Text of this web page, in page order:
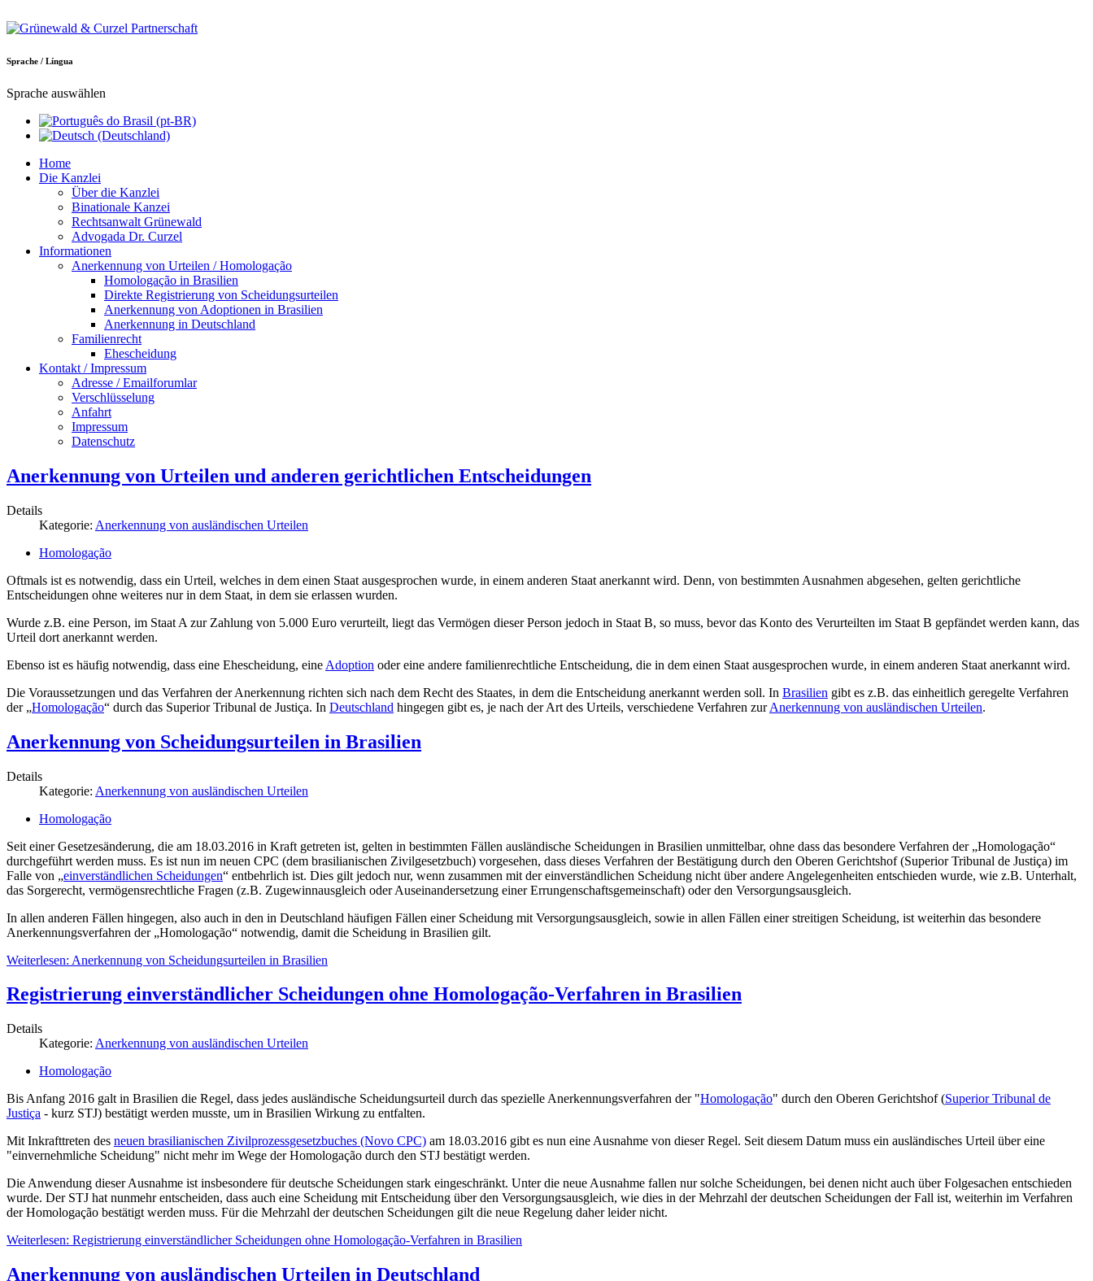
Sprache / Língua
Sprache auswählen
Home
Die Kanzlei
Über die Kanzlei
Binationale Kanzei
Rechtsanwalt Grünewald
Advogada Dr. Curzel
Informationen
Anerkennung von Urteilen / Homologação
Homologação in Brasilien
Direkte Registrierung von Scheidungsurteilen
Anerkennung von Adoptionen in Brasilien
Anerkennung in Deutschland
Familienrecht
Ehescheidung
Kontakt / Impressum
Adresse / Emailforumlar
Verschlüsselung
Anfahrt
Impressum
Datenschutz
Anerkennung von Urteilen und anderen gerichtlichen Entscheidungen
Details
Kategorie: Anerkennung von ausländischen Urteilen
Homologação
Oftmals ist es notwendig, dass ein Urteil, welches in dem einen Staat ausgesprochen wurde, in einem anderen Staat anerkannt wird. Denn, von bestimmten Ausnahmen abgesehen, gelten gerichtliche
Entscheidungen ohne weiteres nur in dem Staat, in dem sie erlassen wurden.
Wurde z.B. eine Person, im Staat A zur Zahlung von 5.000 Euro verurteilt, liegt das Vermögen dieser Person jedoch in Staat B, so muss, bevor das Konto des Verurteilten im Staat B gepfändet werden kann, das
Urteil dort anerkannt werden.
Ebenso ist es häufig notwendig, dass eine Ehescheidung, eine Adoption oder eine andere familienrechtliche Entscheidung, die in dem einen Staat ausgesprochen wurde, in einem anderen Staat anerkannt wird.
Die Voraussetzungen und das Verfahren der Anerkennung richten sich nach dem Recht des Staates, in dem die Entscheidung anerkannt werden soll. In Brasilien gibt es z.B. das einheitlich geregelte Verfahren
der „Homologação“ durch das Superior Tribunal de Justiça. In Deutschland hingegen gibt es, je nach der Art des Urteils, verschiedene Verfahren zurAnerkennung von ausländischen Urteilen.
Anerkennung von Scheidungsurteilen in Brasilien
Details
Kategorie: Anerkennung von ausländischen Urteilen
Homologação
Seit einer Gesetzesänderung, die am 18.03.2016 in Kraft getreten ist, gelten in bestimmten Fällen ausländische Scheidungen in Brasilien unmittelbar, ohne dass das besondere Verfahren der „Homologação“
durchgeführt werden muss. Es ist nun im neuen CPC (dem brasilianischen Zivilgesetzbuch) vorgesehen, dass dieses Verfahren der Bestätigung durch den Oberen Gerichtshof (Superior Tribunal de Justiça) im
Falle von „einverständlichen Scheidungen“ entbehrlich ist. Dies gilt jedoch nur, wenn zusammen mit der einverständlichen Scheidung nicht über andere Angelegenheiten entschieden wurde, wie z.B. Unterhalt,
das Sorgerecht, vermögensrechtliche Fragen (z.B. Zugewinnausgleich oder Auseinandersetzung einer Errungenschaftsgemeinschaft) oder den Versorgungsausgleich.
In allen anderen Fällen hingegen, also auch in den in Deutschland häufigen Fällen einer Scheidung mit Versorgungsausgleich, sowie in allen Fällen einer streitigen Scheidung, ist weiterhin das besondere
Anerkennungsverfahren der „Homologação“ notwendig, damit die Scheidung in Brasilien gilt.
Weiterlesen: Anerkennung von Scheidungsurteilen in Brasilien
Registrierung einverständlicher Scheidungen ohne Homologação-Verfahren in Brasilien
Details
Kategorie: Anerkennung von ausländischen Urteilen
Homologação
Bis Anfang 2016 galt in Brasilien die Regel, dass jedes ausländische Scheidungsurteil durch das spezielle Anerkennungsverfahren der "Homologação" durch den Oberen Gerichtshof (Superior Tribunal de
Justiça - kurz STJ) bestätigt werden musste, um in Brasilien Wirkung zu entfalten.
Mit Inkrafttreten des neuen brasilianischen Zivilprozessgesetzbuches (Novo CPC) am 18.03.2016 gibt es nun eine Ausnahme von dieser Regel. Seit diesem Datum muss ein ausländisches Urteil über eine
"einvernehmliche Scheidung" nicht mehr im Wege der Homologação durch den STJ bestätigt werden.
Die Anwendung dieser Ausnahme ist insbesondere für deutsche Scheidungen stark eingeschränkt. Unter die neue Ausnahme fallen nur solche Scheidungen, bei denen nicht auch über Folgesachen entschieden
wurde. Der STJ hat nunmehr entscheiden, dass auch eine Scheidung mit Entscheidung über den Versorgungsausgleich, wie dies in der Mehrzahl der deutschen Scheidungen der Fall ist, weiterhin im Verfahren
der Homologação bestätigt werden muss. Für die Mehrzahl der deutschen Scheidungen gilt die neue Regelung daher leider nicht.
Weiterlesen: Registrierung einverständlicher Scheidungen ohne Homologação-Verfahren in Brasilien
Anerkennung von ausländischen Urteilen in Deutschland